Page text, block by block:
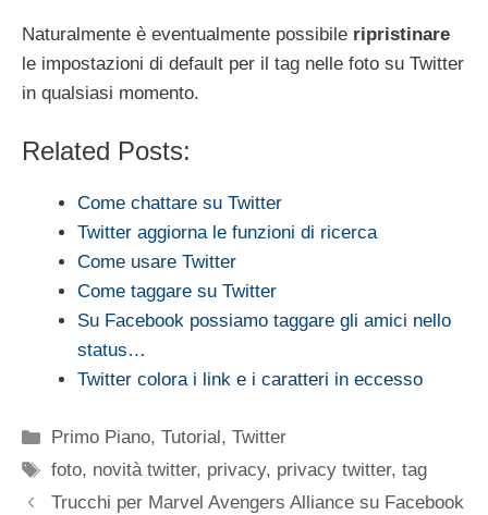
Naturalmente è eventualmente possibile ripristinare
le impostazioni di default per il tag nelle foto su Twitter
in qualsiasi momento.
Related Posts:
Come chattare su Twitter
Twitter aggiorna le funzioni di ricerca
Come usare Twitter
Come taggare su Twitter
Su Facebook possiamo taggare gli amici nello
status…
Twitter colora i link e i caratteri in eccesso
Categorie
Primo Piano,Tutorial ,Twitter
Tag
foto, novità twitter, privacy, privacy twitter,tag
Trucchi per Marvel Avengers Alliance su Facebook